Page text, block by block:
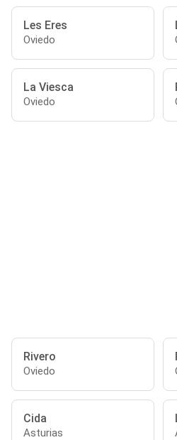
Les Eres
Oviedo
La Viesca
Oviedo
Rivero
Oviedo
Cida
Asturias